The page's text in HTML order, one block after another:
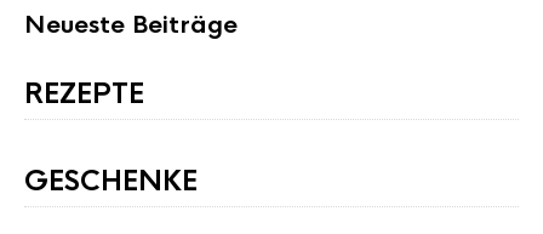
Neueste Beiträge
REZEPTE
GESCHENKE